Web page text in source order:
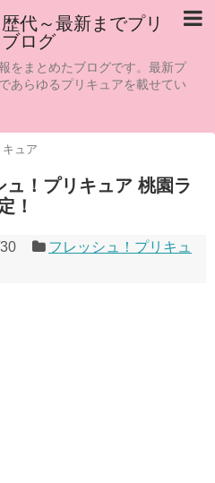
代～最新までプリ
ログ
をまとめたブログです。最新プ
あらゆるプリキュアを載せてい
ュア
！プリキュア 桃園ラ
！
フレッシュ！プリキュ